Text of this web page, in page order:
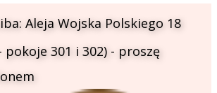
Aleja Wojska Polskiego 18
301 i 302) - proszę